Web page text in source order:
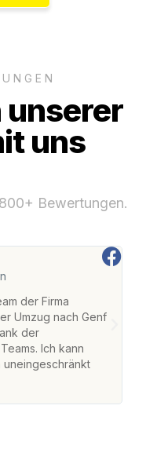
unserer
uns
Bewertungen.
der Firma
Umzug nach Genf
der
Ich kann
uneingeschränkt